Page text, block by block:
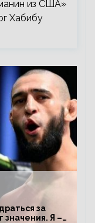
из США»
Хабибу
за
значения. Я –